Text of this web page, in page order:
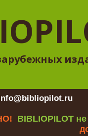
BIBLIOPILOT